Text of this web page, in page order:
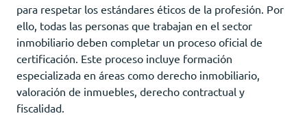
para respetar los estándares éticos de la profesión. Por
ello, todas las personas que trabajan en el sector
inmobiliario deben completar un proceso oficial de
certificación. Este proceso incluye formación
especializada en áreas como derecho inmobiliario,
valoración de inmuebles, derecho contractual y
fiscalidad.